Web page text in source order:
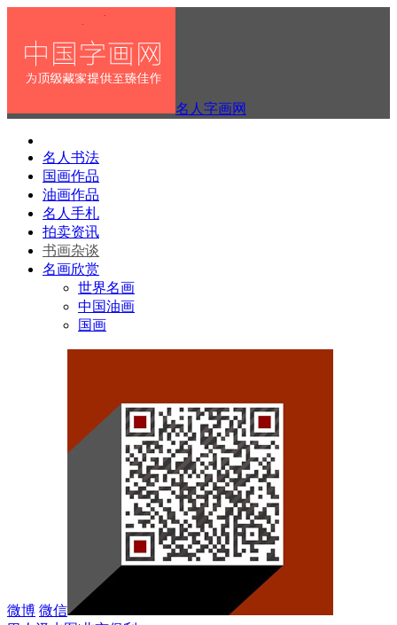
名人字画网
名人书法
国画作品
油画作品
名人手札
拍卖资讯
书画杂谈
名画欣赏
世界名画
中国油画
国画
微博 微信